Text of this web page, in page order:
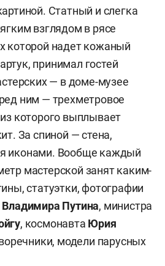
Статный и слегка
взглядом в рясе
которой надет кожаный
принимал гостей
— в доме-музее
ним — трехметровое
которого выплывает
За спиной — стена,
иконами. Вообще каждый
мастерской занят каким-
статуэтки, фотографии
Владимира Путина, министра
, космонавта Юрия
модели парусных